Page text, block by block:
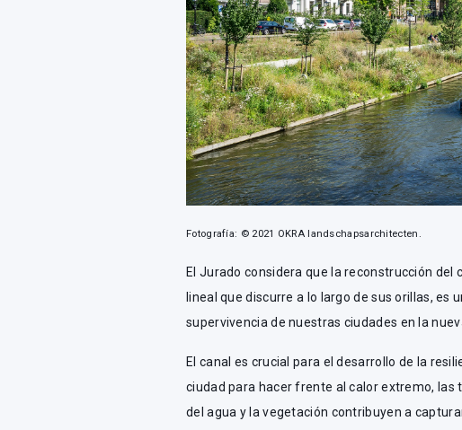
Fotografía: © 2021 OKRA landschapsarchitecten.
El Jurado considera que la reconstrucción del
lineal que discurre a lo largo de sus orillas, es
supervivencia de nuestras ciudades en la
El canal es crucial para el desarrollo de la
ciudad para hacer frente al calor extremo, las
del agua y la vegetación contribuyen a